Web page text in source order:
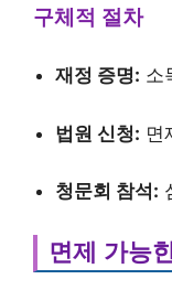
구체적 절차
재정 증명: 소
법원 신청: 면
청문회 참석:
면제 가능